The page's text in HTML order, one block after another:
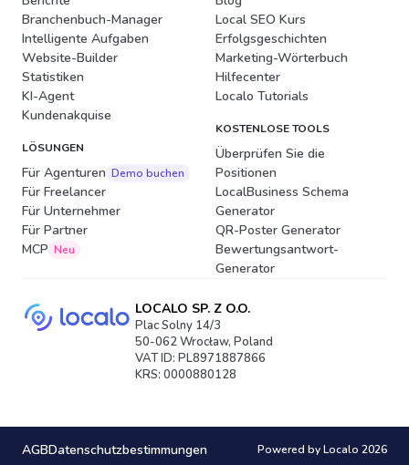
Branchenbuch-Manager
Intelligente Aufgaben
Website-Builder
Statistiken
KI-Agent
Kundenakquise
LÖSUNGEN
Für Agenturen Demo buchen
Für Freelancer
Für Unternehmer
Für Partner
MCP Neu
Local SEO Kurs
Erfolgsgeschichten
Marketing-Wörterbuch
Hilfecenter
Localo Tutorials
KOSTENLOSE TOOLS
Überprüfen Sie die
Positionen
LocalBusiness Schema
Generator
QR-Poster Generator
Bewertungsantwort-
Generator
LOCALO SP. Z O.O.
Plac Solny 14/3
50-062 Wrocław, Poland
VAT ID: PL8971887866
KRS: 0000880128
AGBDatenschutzbestimmungen Powered by Localo 2026